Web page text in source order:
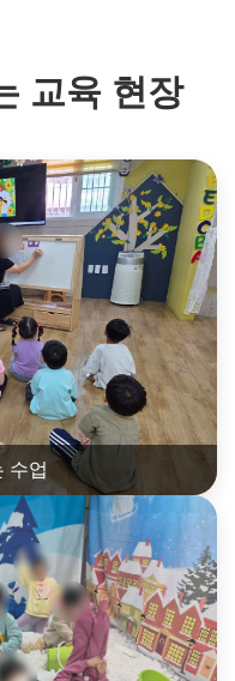
교육 현장
수업